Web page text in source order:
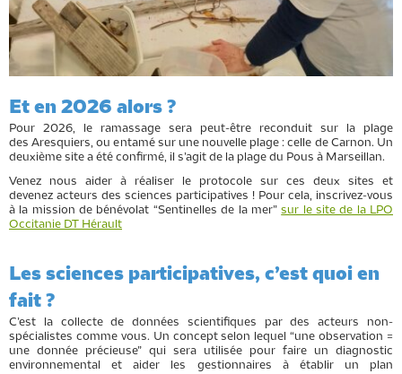
Et en 2026 alors ?
Pour 2026, le ramassage sera peut-être reconduit sur la plage
des Aresquiers, ou entamé sur une nouvelle plage : celle de Carnon. Un
deuxième site a été confirmé, il s’agit de la plage du Pous à Marseillan.
Venez nous aider à réaliser le protocole sur ces deux sites et
devenez acteurs des sciences participatives ! Pour cela, inscrivez-vous
à la mission de bénévolat “Sentinelles de la mer”sur le site de la LPO
Occitanie DT Hérault
Les sciences participatives, c’est quoi en
fait ?
C’est la collecte de données scientifiques par des acteurs non-
spécialistes comme vous. Un concept selon lequel “une observation =
une donnée précieuse” qui sera utilisée pour faire un diagnostic
environnemental et aider les gestionnaires à établir un plan